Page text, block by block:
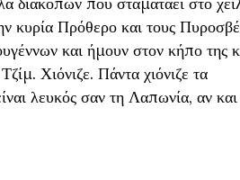
κυρία Πρόθερο και τους
και ήμουν στον κήπο της
Χιόνιζε. Πάντα χιόνιζε τα
λευκός σαν τη Λαπωνία, αν και